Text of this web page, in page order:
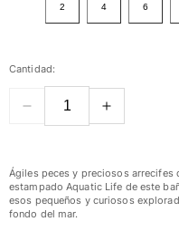
Trajes de baño
Partes de abajo
Ver todo Trajes de
Pret-a-porter
2 4 6
Cantidad:
Ágiles peces y preciosos arrecifes
estampado Aquatic Life de este
esos pequeños y curiosos
fondo del mar.